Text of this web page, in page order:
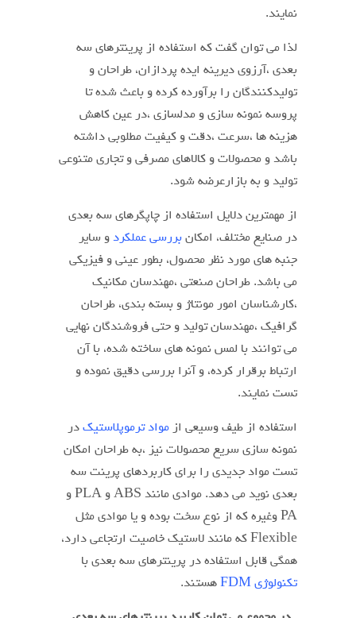
نمایند.
لذا می توان گفت که استفاده از پرینترهای سه
بعدی ،آرزوی دیرینه ایده پردازان، طراحان و
تولیدکنندگان را برآورده کرده و باعث شده تا
پروسه نمونه سازی و مدلسازی ،در عین کاهش
هزینه ها ،سرعت ،دقت و کیفیت مطلوبی داشته
باشد و محصولات و کالاهای مصرفی و تجاری متنوعی
تولید و به بازارعرضه شود.
از مهمترین دلایل استفاده از چاپگرهای سه بعدی
در صنایع مختلف، امکان بررسی عملکرد و سایر
جنبه های مورد نظر محصول، بطور عینی و فیزیکی
می باشد. طراحان صنعتی ،مهندسان مکانیک
،کارشناسان امور مونتاژ و بسته بندی، طراحان
گرافیک ،مهندسان تولید و حتی فروشندگان نهایی
می توانند با لمس نمونه های ساخته شده، با آن
ارتباط برقرار کرده، و آنرا بررسی دقیق نموده و
تست نمایند.
استفاده از طیف وسیعی از مواد ترموپلاستیک در
نمونه سازی سریع محصولات نیز ،به طراحان امکان
تست مواد جدیدی را برای کاربردهای پرینت سه
بعدی نوید می دهد. موادی مانند ABS و PLA و
PA وغیره که از نوع سخت بوده و یا موادی مثل
Flexible که مانند لاستیک خاصیت ارتجاعی دارد،
همگی قابل استفاده در پرینترهای سه بعدی با
تکنولوژی FDM
هستند.